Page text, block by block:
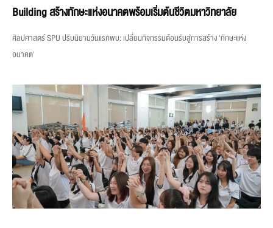
Building สร้างทักษะแห่งอนาคตพร้อมเริ่มต้นชีวิตมหาวิทยาลัย
ศิลปศาสตร์ SPU ปรับนิยามวันแรกพบ: เปลี่ยนกิจกรรมต้อนรับสู่การสร้าง ‘ทักษะแห่ง
อนาคต’